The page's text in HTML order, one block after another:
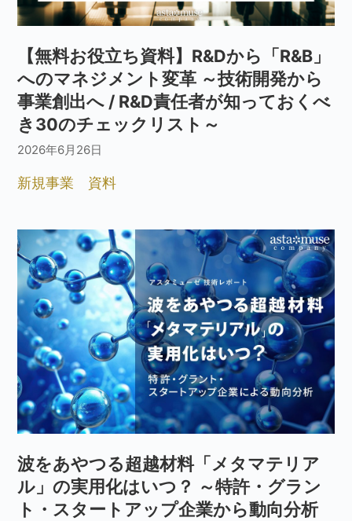
【無料お役立ち資料】R&Dから「R&B」
へのマネジメント変革 ～技術開発から
事業創出へ / R&D責任者が知っておくべ
き30のチェックリスト～
2026年6月26日
新規事業 資料
波をあやつる超越材料「メタマテリア
ル」の実用化はいつ？ ～特許・グラン
ト・スタートアップ企業から動向分析